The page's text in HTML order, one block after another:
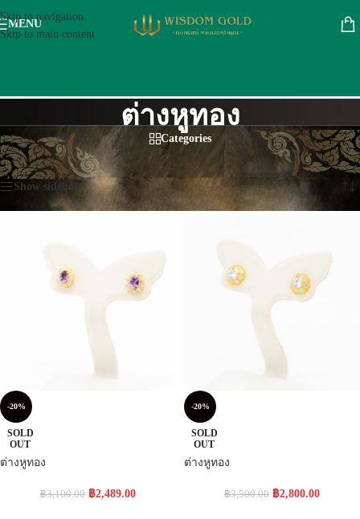
Skip to navigation
Skip to main content
MENU
ต่างหูทอง
Categories
หน้าหลัก/ทอง 90 %/ ต่างหูทอง หน้า 2 Showing 13–14 of 14 results
Show sidebar
-20%
SOLD
OUT
ต่างหูทอง
฿3,100.00 ฿2,489.00
-20%
SOLD
OUT
ต่างหูทอง
฿3,500.00 ฿2,800.00